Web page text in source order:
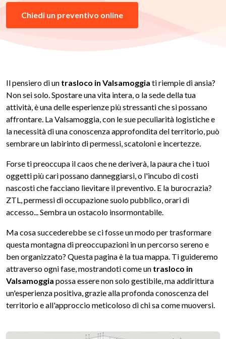
Chiedi un preventivo online
Il pensiero di un trasloco in Valsamoggia ti riempie di ansia?
Non sei solo. Spostare una vita intera, o la sede della tua
attività, è una delle esperienze più stressanti che si possano
affrontare. La Valsamoggia, con le sue peculiarità logistiche e
la necessità di una conoscenza approfondita del territorio, può
sembrare un labirinto di permessi, scatoloni e incertezze.
Forse ti preoccupa il caos che ne deriverà, la paura che i tuoi
oggetti più cari possano danneggiarsi, o l'incubo di costi
nascosti che facciano lievitare il preventivo. E la burocrazia?
ZTL, permessi di occupazione suolo pubblico, orari di
accesso... Sembra un ostacolo insormontabile.
Ma cosa succederebbe se ci fosse un modo per trasformare
questa montagna di preoccupazioni in un percorso sereno e
ben organizzato? Questa pagina è la tua mappa. Ti guideremo
attraverso ogni fase, mostrandoti come un trasloco in
Valsamoggia possa essere non solo gestibile, ma addirittura
un'esperienza positiva, grazie alla profonda conoscenza del
territorio e all'approccio meticoloso di chi sa come muoversi.